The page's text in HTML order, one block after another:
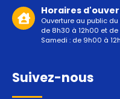
Horaires
Ouverture au public
de 8h30 à 12h00 et de
Samedi : de 9h00 à
Suivez-nous